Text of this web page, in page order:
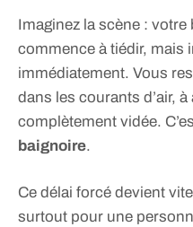
Imaginez la scène : votre
commence à tiédir, mais
immédiatement. Vous
dans les courants d’air,
complètement vidée.
baignoire.
Ce délai forcé devient
surtout pour une